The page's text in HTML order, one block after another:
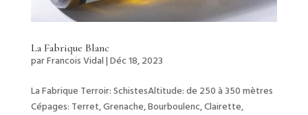
La Fabrique Blanc
parFrancois Vidal | Déc 18, 2023
La Fabrique Terroir: SchistesAltitude: de 250 à 350 mètres
Cépages: Terret, Grenache, Bourboulenc, Clairette,